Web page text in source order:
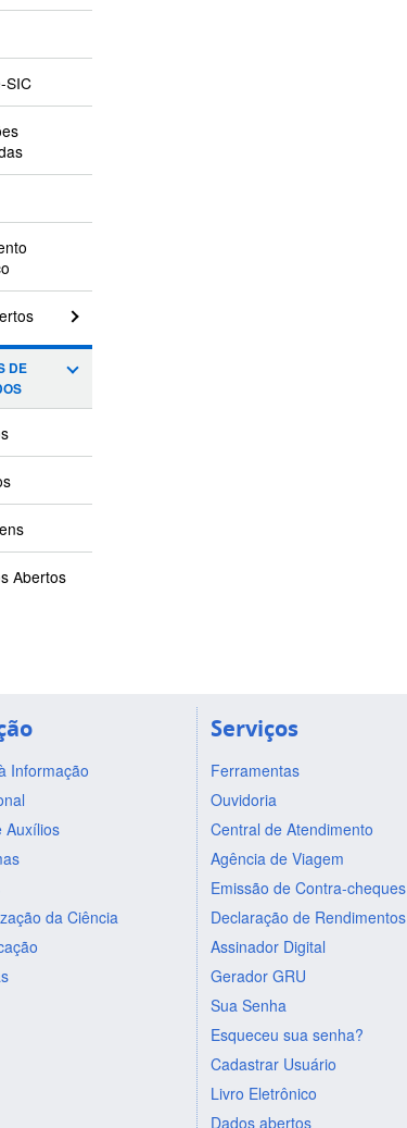
SIC
DE
Abertos
Informação
Auxílios
da Ciência
Serviços
Ferramentas
Ouvidoria
Central de Atendimento
Agência de Viagem
Emissão de Contra-cheques
Declaração de Rendimentos
Assinador Digital
Gerador GRU
Sua Senha
Esqueceu sua senha?
Cadastrar Usuário
Livro Eletrônico
Dados abertos